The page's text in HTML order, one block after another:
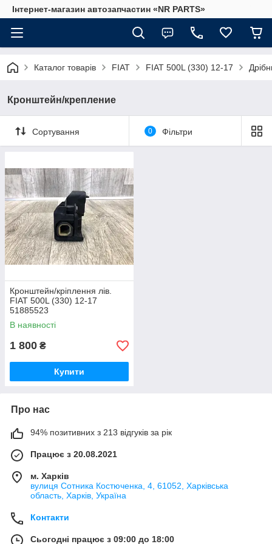
Інтернет-магазин автозапчастин «NR PARTS»
Каталог товарів FIAT FIAT 500L (330) 12-17
Кронштейн/крепление
Сортування 0 Фільтри
Кронштейн/кріплення лів.
FIAT 500L (330) 12-17
51885523
В наявності
1 800 ₴
Купити
Про нас
94% позитивних з 213 відгуків за рік
Працює з 20.08.2021
м. Харків
вулиця Сотника Костюченка, 4, 61052, Харківська
область, Харків, Україна
Контакти
Сьогодні працює з 09:00 до 18:00